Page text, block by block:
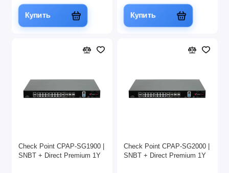
Купить Купить
Check Point CPAP-SG1900 |
SNBT + Direct Premium 1Y
Check Point CPAP-SG2000 |
SNBT + Direct Premium 1Y